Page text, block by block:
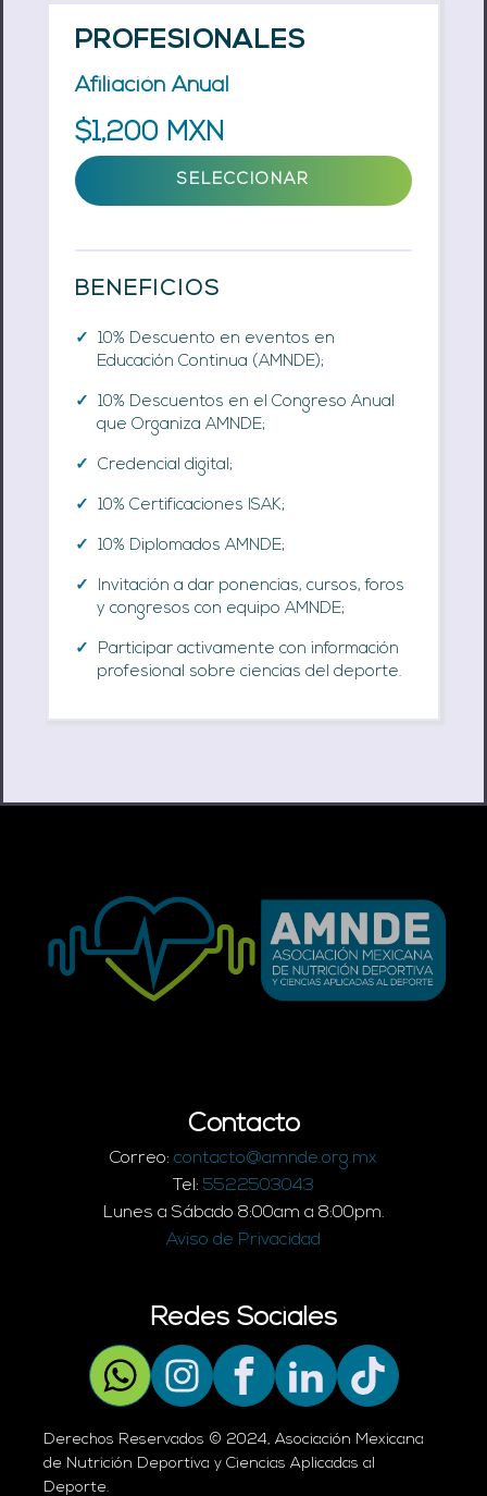
PROFESIONALES
Afiliación Anual
$1,200 MXN
SELECCIONAR
BENEFICIOS
10% Descuento en eventos en
Educación Continua (AMNDE);
10% Descuentos en el Congreso Anual
que Organiza AMNDE;
Credencial digital;
10% Certificaciones ISAK;
10% Diplomados AMNDE;
Invitación a dar ponencias, cursos, foros
y congresos con equipo AMNDE;
Participar activamente con información
profesional sobre ciencias del deporte.
Contacto
Correo: contacto@amnde.org.mx
Tel: 5522503043
Lunes a Sábado 8:00am a 8:00pm.
Aviso de Privacidad
Redes Sociales
Derechos Reservados © 2024, Asociación Mexicana
de Nutrición Deportiva y Ciencias Aplicadas al
Deporte.